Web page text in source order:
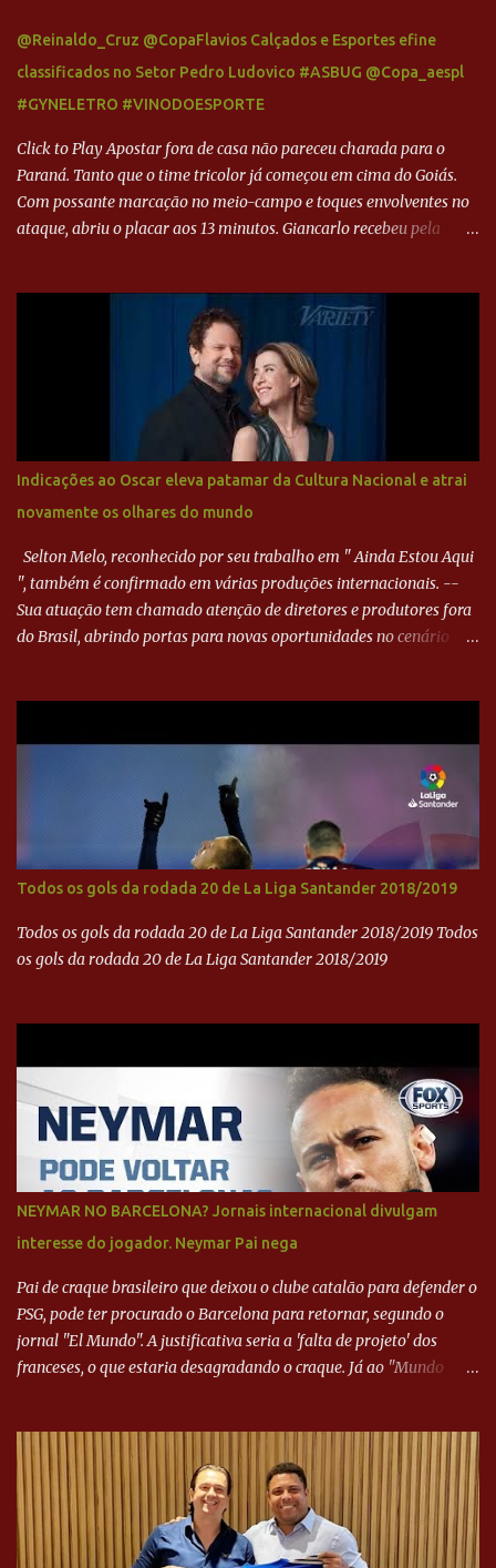
@Reinaldo_Cruz @CopaFlavios Calçados e Esportes efine
classificados no Setor Pedro Ludovico #ASBUG @Copa_aespl
#GYNELETRO #VINODOESPORTE
Click to Play Apostar fora de casa não pareceu charada para o
Paraná. Tanto que o time tricolor já começou em cima do Goiás.
Com possante marcação no meio-campo e toques envolventes no
ataque, abriu o placar aos 13 minutos. Giancarlo recebeu pela
Paraná ampliou a vantagem aos 21 minutos. Éverton Garroni
desviou cruzamento de cabeça e, mesmo de costas, incidiu o canto
direito de Harlei. O goleiro esmeraldino se esticou e até tocou na
bola, mas não o suficiente para desviar sua trajetória. O ataque do
Goiás era nulo, tanto que o Paraná seguiu em cima. Aos 32
minutos, Jefferson cabeceou e Harlei fez grande defesa. Seis
minutos depois, Wellington encheu o pé e quase surpreendeu o
goleiro rival, que novamente defendeu. No fim, Jefferson teve
outra boa chance, mas parou no goleiro. Gol para matar espera...
Indicações ao Oscar eleva patamar da Cultura Nacional e atrai
novamente os olhares do mundo
Selton Melo, reconhecido por seu trabalho em " Ainda Estou Aqui
", também é confirmado em várias produções internacionais. --
Sua atuação tem chamado atenção de diretores e produtores fora
do Brasil, abrindo portas para novas oportunidades no cenário
Todos os gols da rodada 20 de La Liga Santander 2018/2019
Todos os gols da rodada 20 de La Liga Santander 2018/2019 Todos
os gols da rodada 20 de La Liga Santander 2018/2019
NEYMAR NO BARCELONA? Jornais internacional divulgam
interesse do jogador. Neymar Pai nega
Pai de craque brasileiro que deixou o clube catalão para defender o
PSG, pode ter procurado o Barcelona para retornar, segundo o
jornal "El Mundo". A justificativa seria a 'falta de projeto' dos
franceses, o que estaria desagradando o craque. Já ao "Mundo
Neymar Pai nega